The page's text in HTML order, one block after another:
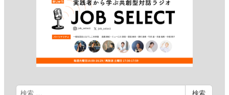
検
検索